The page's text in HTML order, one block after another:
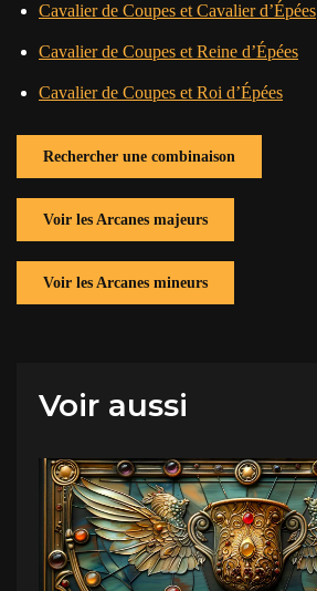
Cavalier de Coupes et Cavalier d’Épées
Cavalier de Coupes et Reine d’Épées
Cavalier de Coupes et Roi d’Épées
Rechercher une combinaison
Voir les Arcanes majeurs
Voir les Arcanes mineurs
Voir aussi